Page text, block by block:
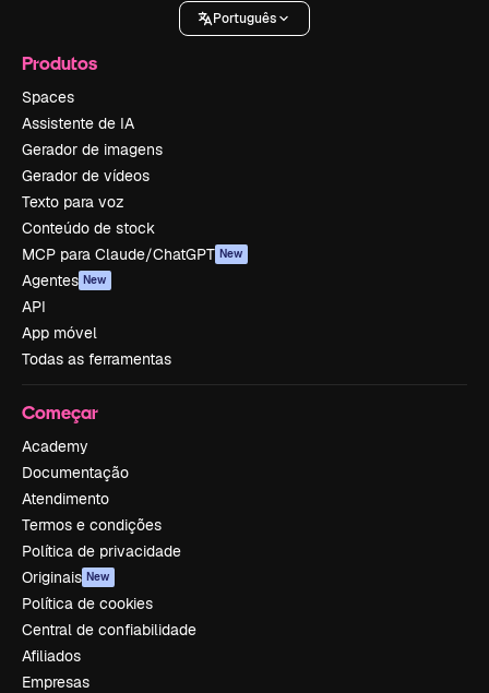
Português
Produtos
Spaces
Assistente de IA
Gerador de imagens
Gerador de vídeos
Texto para voz
Conteúdo de stock
MCP para Claude/ChatGPT New
Agentes New
API
App móvel
Todas as ferramentas
Começar
Academy
Documentação
Atendimento
Termos e condições
Política de privacidade
Originais New
Política de cookies
Central de confiabilidade
Afiliados
Empresas